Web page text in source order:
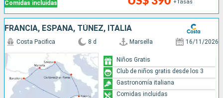
Comidas incluidas +Tasas
FRANCIA, ESPAÑA, TÚNEZ, ITALIA
Costa Pacifica 8 d Marsella 16/11/2026
Niños Gratis
Club de niños gratis desde los 3
Gastronomía italiana
Comidas incluidas